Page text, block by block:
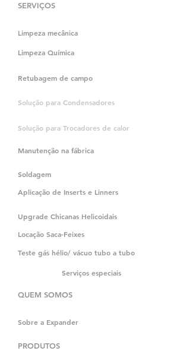
Limpeza Química
PRODUTOS
Sobre a Expander
QUEM SOMOS
Serviços especiais
Teste gás hélio/ vácuo tubo a tubo
Locação Saca-Feixes
Upgrade Chicanas Helicoidais
Aplicação de Inserts e Linners
Soldagem
Manutenção na fábrica
Solução para Trocadores de calor
Solução para Condensadores
Retubagem de campo
Limpeza mecânica
SERVIÇOS